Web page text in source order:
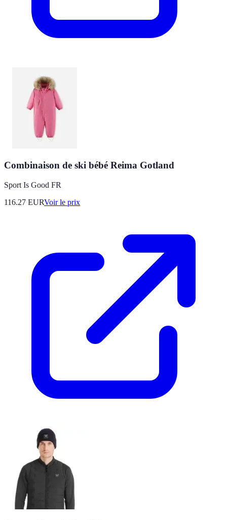
Combinaison de ski bébé Reima Gotland
Sport Is Good FR
116.27 EURVoir le prix